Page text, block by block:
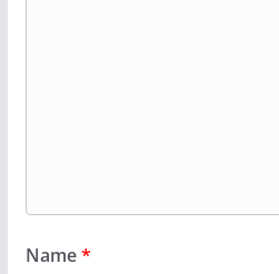
Name*